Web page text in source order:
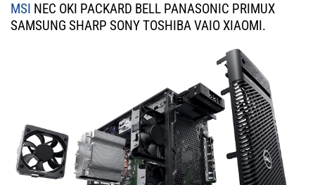
MSI NEC OKI PACKARD BELL PANASONIC PRIMUX
SAMSUNG SHARP SONY TOSHIBA VAIO XIAOMI.